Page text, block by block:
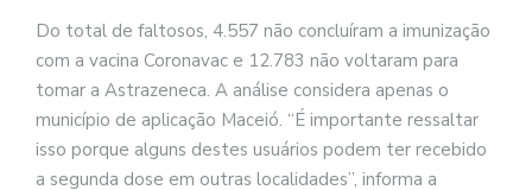
Do total de faltosos, 4.557 não concluíram a imunização
com a vacina Coronavac e 12.783 não voltaram para
tomar a Astrazeneca. A análise considera apenas o
município de aplicação Maceió. “É importante ressaltar
isso porque alguns destes usuários podem ter recebido
a segunda dose em outras localidades”, informa a